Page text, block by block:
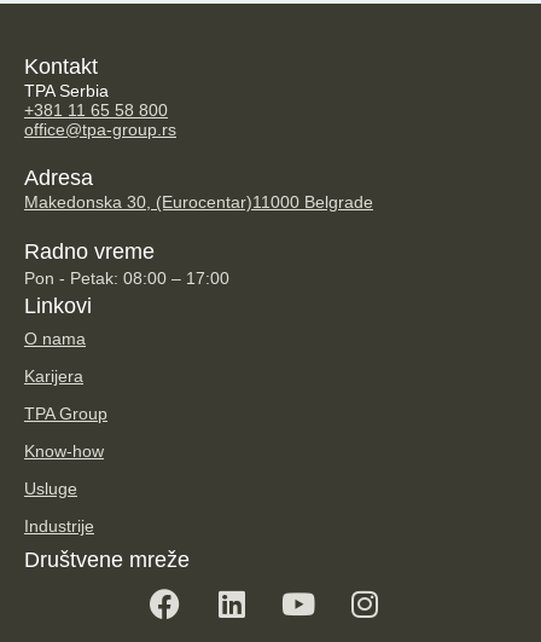
Kontakt
TPA Serbia
+381 11 65 58 800
office@tpa-group.rs
Adresa
Makedonska 30, (Eurocentar)11000 Belgrade
Radno vreme
Pon - Petak: 08:00 – 17:00
Linkovi
O nama
Karijera
TPA Group
Know-how
Usluge
Industrije
Društvene mreže